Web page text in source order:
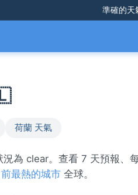
準確的天
荷蘭 天氣
為 clear。查看 7 天預報、
前最熱的城市 全球。